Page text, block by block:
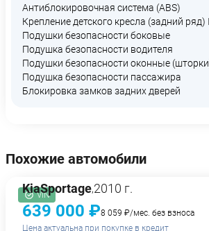
Антиблокировочная система (ABS)
Крепление детского кресла (задний ряд)
Подушки безопасности боковые
Подушка безопасности водителя
Подушки безопасности оконные
Подушка безопасности пассажира
Блокировка замков задних дверей
Похожие автомобили
VIN
KiaSportage,2010 г.
639 000 ₽8 059 ₽/мес. без взноса
Цена актуальна при покупке в кредит